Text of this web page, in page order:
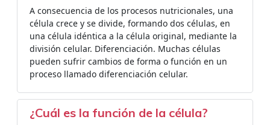
A consecuencia de los procesos nutricionales, una
célula crece y se divide, formando dos células, en
una célula idéntica a la célula original, mediante la
división celular. Diferenciación. Muchas células
pueden sufrir cambios de forma o función en un
proceso llamado diferenciación celular.
¿Cuál es la función de la célula?